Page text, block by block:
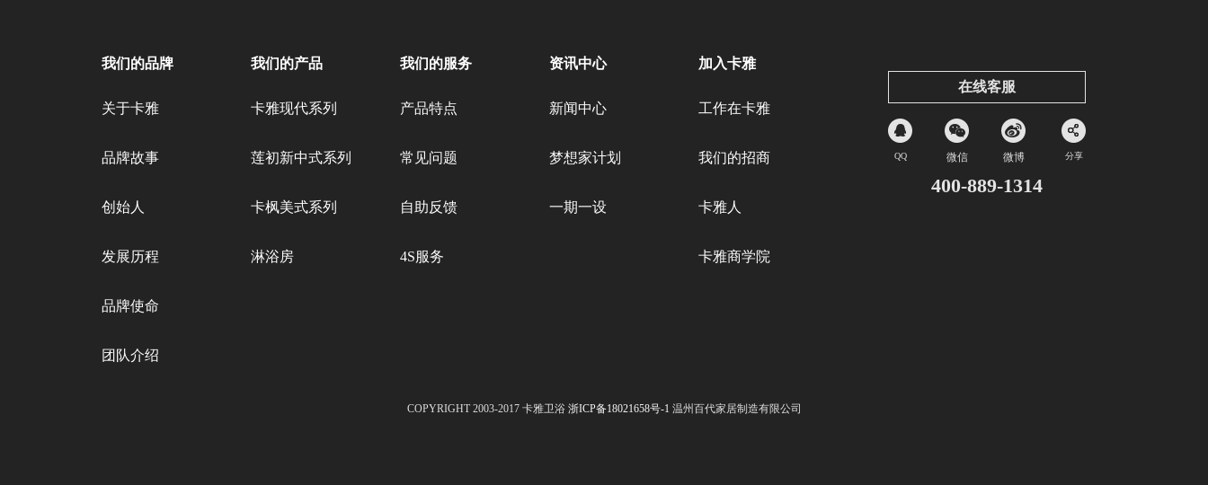
我们的品牌
关于卡雅
品牌故事
创始人
发展历程
品牌使命
团队介绍
我们的产品
卡雅现代系列
莲初新中式系列
卡枫美式系列
淋浴房
我们的服务
产品特点
常见问题
自助反馈
4S服务
资讯中心
新闻中心
梦想家计划
一期一设
加入卡雅
工作在卡雅
我们的招商
卡雅人
卡雅商学院
在线客服
QQ 微信 微博 分享
400-889-1314
COPYRIGHT 2003-2017 卡雅卫浴 浙ICP备18021658号-1 温州百代家居制造有限公司